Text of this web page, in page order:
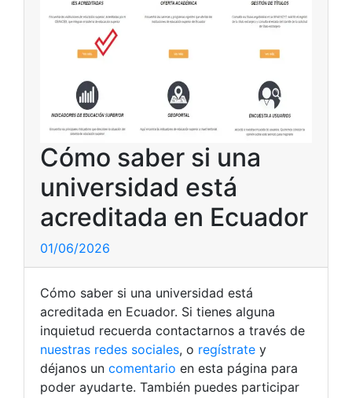
Cómo saber si una
universidad está
acreditada en Ecuador
01/06/2026
Cómo saber si una universidad está
acreditada en Ecuador. Si tienes alguna
inquietud recuerda contactarnos a través de
nuestras redes sociales, o regístrate y
déjanos un comentario en esta página para
poder ayudarte. También puedes participar